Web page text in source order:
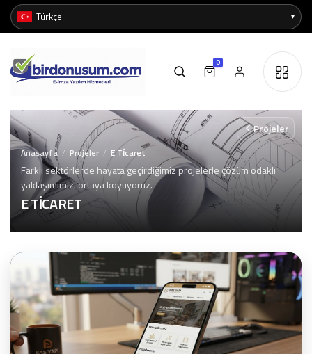
0
E TİCARET
Farklı sektörlerde hayata geçirdiğimiz projelerle çözüm odaklı
yaklaşımımızı ortaya koyuyoruz.
Anasayfa / Projeler / E Ti̇caret
Projeler